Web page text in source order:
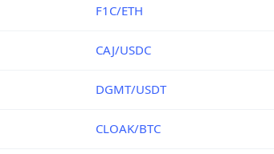
F1C/ETH
CAJ/USDC
DGMT/USDT
CLOAK/BTC